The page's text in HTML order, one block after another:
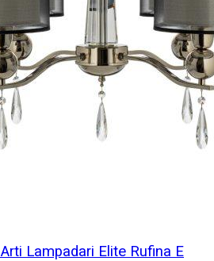
Lampadari Elite Rufina E